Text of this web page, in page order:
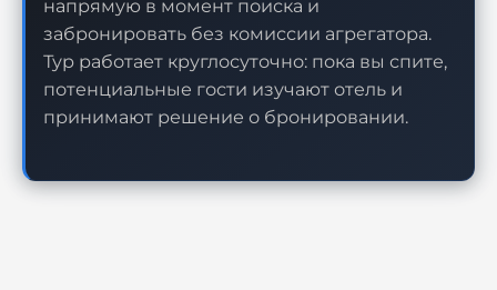
напрямую в момент поиска и
забронировать без комиссии агрегатора.
Тур работает круглосуточно: пока вы спите,
потенциальные гости изучают отель и
принимают решение о бронировании.